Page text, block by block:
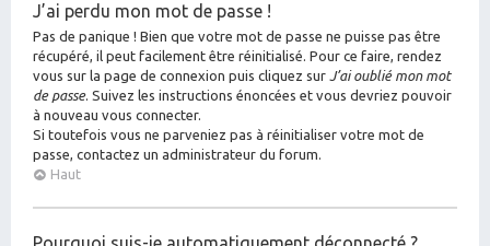
J’ai perdu mon mot de passe !
Pas de panique ! Bien que votre mot de passe ne puisse pas être
récupéré, il peut facilement être réinitialisé. Pour ce faire, rendez
vous sur la page de connexion puis cliquez sur J’ai oublié mon mot
de passe. Suivez les instructions énoncées et vous devriez pouvoir
à nouveau vous connecter.
Si toutefois vous ne parveniez pas à réinitialiser votre mot de
passe, contactez un administrateur du forum.
Haut